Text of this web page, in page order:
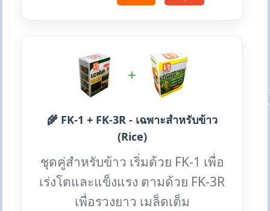
+
🌾 FK-1 + FK-3R - เฉพาะสำหรับข้าว
(Rice)
ชุดคู่สำหรับข้าว เริ่มด้วย FK-1 เพื่อ
เร่งโตและแข็งแรง ตามด้วย FK-3R
เพื่อรวงยาว เมล็ดเต็ม